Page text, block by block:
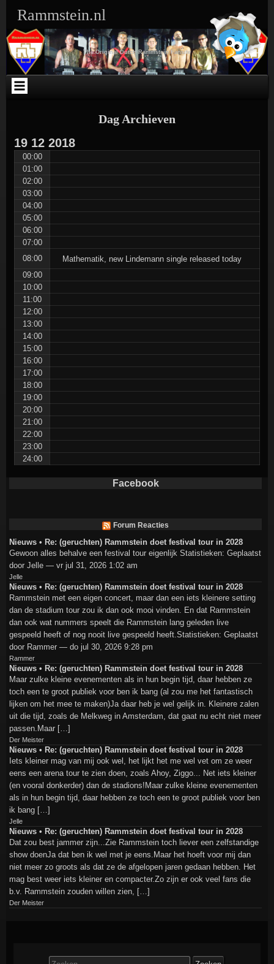
inhoud
WEBLIZAR_FACEBOOK_LIKEBOX-
Rammstein.nl
The Original Dutch Rammstein Fansite
Dag Archieven
19 12 2018
00:00
01:00
02:00
03:00
04:00
05:00
06:00
07:00
08:00
Mathematik, new Lindemann single released today
09:00
10:00
11:00
12:00
13:00
14:00
15:00
16:00
17:00
18:00
19:00
20:00
21:00
22:00
23:00
24:00
Facebook
Forum Reacties
Nieuws • Re: (geruchten) Rammstein doet festival tour in 2028
Gewoon alles behalve een festival tour eigenlijk Statistieken: Geplaatst
door Jelle — vr jul 31, 2026 1:02 am
Jelle
Nieuws • Re: (geruchten) Rammstein doet festival tour in 2028
Rammstein met een eigen concert, maar dan een iets kleinere setting
dan de stadium tour zou ik dan ook mooi vinden. En dat Rammstein
dan ook wat nummers speelt die Rammstein lang geleden live
gespeeld heeft of nog nooit live gespeeld heeft.Statistieken: Geplaatst
door Rammer — do jul 30, 2026 9:28 pm
Rammer
Nieuws • Re: (geruchten) Rammstein doet festival tour in 2028
Maar zulke kleine evenementen als in hun begin tijd, daar hebben ze
toch een te groot publiek voor ben ik bang (al zou me het fantastisch
lijken om het mee te maken)Ja daar heb je wel gelijk in. Kleinere zalen
uit die tijd, zoals de Melkweg in Amsterdam, dat gaat nu echt niet meer
passen.Maar […]
Der Meister
Nieuws • Re: (geruchten) Rammstein doet festival tour in 2028
Iets kleiner mag van mij ook wel, het lijkt het me wel vet om ze weer
eens een arena tour te zien doen, zoals Ahoy, Ziggo... Net iets kleiner
(en vooral donkerder) dan de stadions!Maar zulke kleine evenementen
als in hun begin tijd, daar hebben ze toch een te groot publiek voor ben
ik bang […]
Jelle
Nieuws • Re: (geruchten) Rammstein doet festival tour in 2028
Dat zou best jammer zijn...Zie Rammstein toch liever een zelfstandige
show doenJa dat ben ik wel met je eens.Maar het hoeft voor mij dan
niet meer zo groots als dat ze de afgelopen jaren gedaan hebben. Het
mag best weer iets kleiner en compacter.Zo zijn er ook veel fans die
b.v. Rammstein zouden willen zien, […]
Der Meister
Zoek